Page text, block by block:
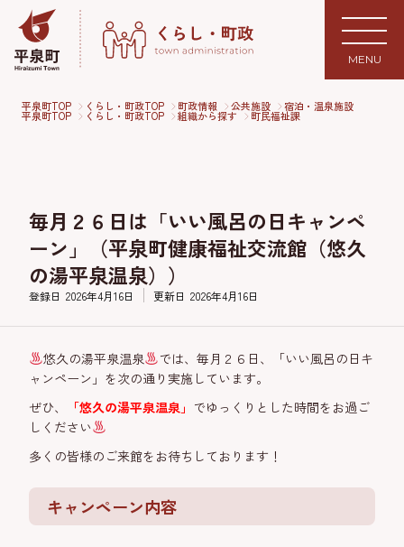
MENU
平泉町TOP くらし・町政TOP 町政情報 公共施設 宿泊・温泉施設
平泉町TOP くらし・町政TOP 組織から探す 町民福祉課
毎月２６日は「いい風呂の日キャンペ
ーン」（平泉町健康福祉交流館（悠久
の湯平泉温泉））
登録日 2026年4月16日 更新日 2026年4月16日
悠久の湯平泉温泉
では、毎月２６日、「いい風呂の日キ
ャンペーン」を次の通り実施しています。
ぜひ、
「悠久の湯平泉温泉」 でゆっくりとした時間をお過ご
しください
多くの皆様のご来館をお待ちしております！
キャンペーン内容